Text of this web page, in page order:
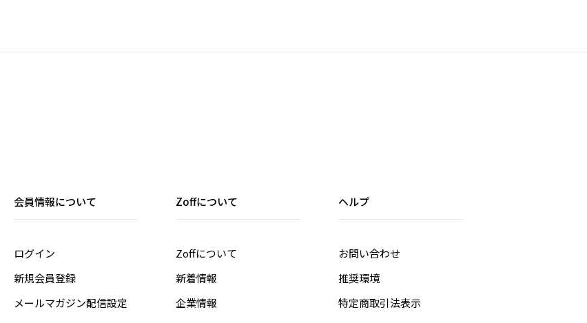
会員情報について
ログイン
新規会員登録
メールマガジン配信設定
Zoffについて
Zoffについて
新着情報
企業情報
ヘルプ
お問い合わせ
推奨環境
特定商取引法表示